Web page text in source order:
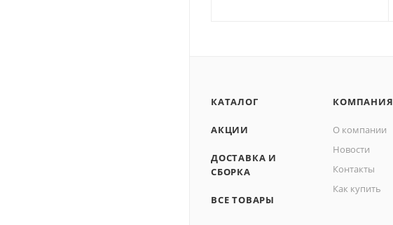
КАТАЛОГ
АКЦИИ
ДОСТАВКА И
СБОРКА
ВСЕ ТОВАРЫ
КОМПАНИЯ
О компании
Новости
Контакты
Как купить